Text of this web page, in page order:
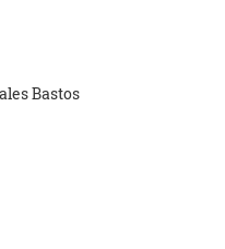
Bastos